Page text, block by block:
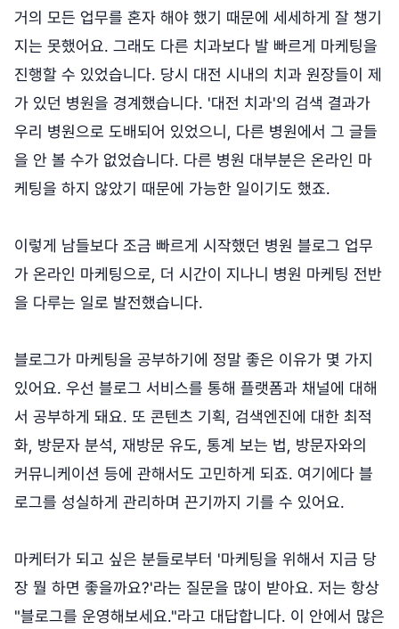
거의 모든 업무를 혼자 해야 했기 때문에 세세하게 잘 챙기
지는 못했어요. 그래도 다른 치과보다 발 빠르게 마케팅을
진행할 수 있었습니다. 당시 대전 시내의 치과 원장들이 제
가 있던 병원을 경계했습니다. '대전 치과'의 검색 결과가
우리 병원으로 도배되어 있었으니, 다른 병원에서 그 글들
을 안 볼 수가 없었습니다. 다른 병원 대부분은 온라인 마
케팅을 하지 않았기 때문에 가능한 일이기도 했죠.
이렇게 남들보다 조금 빠르게 시작했던 병원 블로그 업무
가 온라인 마케팅으로, 더 시간이 지나니 병원 마케팅 전반
을 다루는 일로 발전했습니다.
블로그가 마케팅을 공부하기에 정말 좋은 이유가 몇 가지
있어요. 우선 블로그 서비스를 통해 플랫폼과 채널에 대해
서 공부하게 돼요. 또 콘텐츠 기획, 검색엔진에 대한 최적
화, 방문자 분석, 재방문 유도, 통계 보는 법, 방문자와의
커뮤니케이션 등에 관해서도 고민하게 되죠. 여기에다 블
로그를 성실하게 관리하며 끈기까지 기를 수 있어요.
마케터가 되고 싶은 분들로부터 '마케팅을 위해서 지금 당
장 뭘 하면 좋을까요?'라는 질문을 많이 받아요. 저는 항상
"블로그를 운영해보세요."라고 대답합니다. 이 안에서 많은